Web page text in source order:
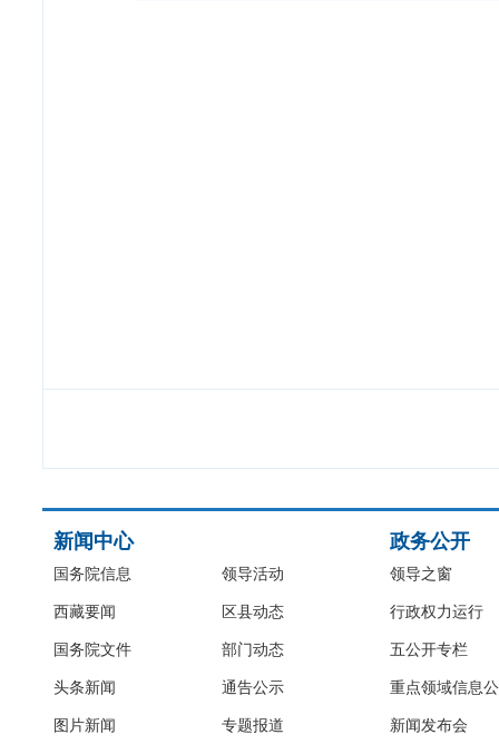
新闻中心
国务院信息
西藏要闻
国务院文件
头条新闻
图片新闻
领导活动
区县动态
部门动态
通告公示
专题报道
政务公开
领导之窗
行政权力运行
五公开专栏
重点领域信息
新闻发布会